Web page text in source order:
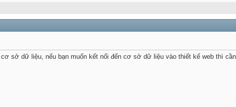
sở dữ liệu, nếu bạn muốn kết nối đến cơ sở dữ liệu vào thiết kế web thì